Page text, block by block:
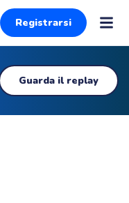
Registrarsi
Guarda il replay